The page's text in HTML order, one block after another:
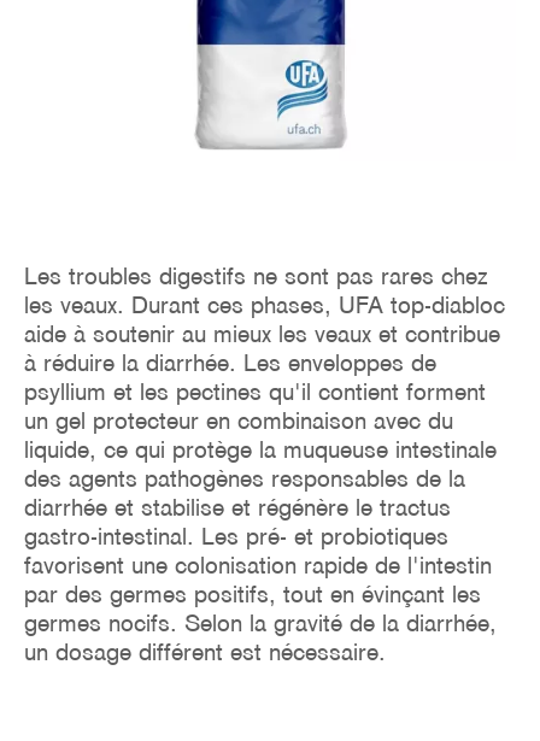
Les troubles digestifs ne sont pas rares chez
les veaux. Durant ces phases, UFA top-diabloc
aide à soutenir au mieux les veaux et contribue
à réduire la diarrhée. Les enveloppes de
psyllium et les pectines qu'il contient forment
un gel protecteur en combinaison avec du
liquide, ce qui protège la muqueuse intestinale
des agents pathogènes responsables de la
diarrhée et stabilise et régénère le tractus
gastro-intestinal. Les pré- et probiotiques
favorisent une colonisation rapide de l'intestin
par des germes positifs, tout en évinçant les
germes nocifs. Selon la gravité de la diarrhée,
un dosage différent est nécessaire.